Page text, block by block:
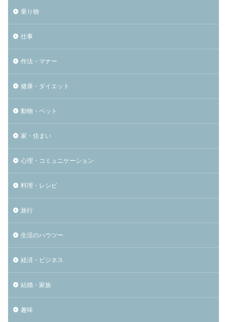
乗り物
仕事
作法・マナー
健康・ダイエット
動物・ペット
家・住まい
心理・コミュニケーション
料理・レシピ
旅行
生活のハウツー
経済・ビジネス
結婚・家族
趣味